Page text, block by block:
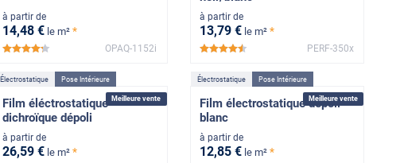
à partir de
14,48 € le m² *
*****
OPAQ-1152i
à partir de
13,79 € le m² *
*****
PERF-350x
Meilleure vente
Électrostatique Pose Intérieure
Film éléctrostatique
dichroïque dépoli
à partir de
26,59 € le m² *
Meilleure vente
Électrostatique Pose Intérieure
Film électrostatique dépoli
blanc
à partir de
12,85 € le m² *